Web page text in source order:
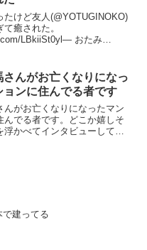
たけど友人(@YOTUGINOKO)
癒された。
LBkiiSt0yl— おたみ
...
さんがお亡くなりになっ
ョンに住んでる者です
んがお亡くなりになったマン
んでる者です。どこか嬉しそ
浮かべてインタビューしてく
で建ってる